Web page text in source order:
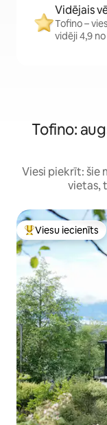
Vidējais
Tofino –
vidēji 4,9 no
Tofino:
Viesi piekrīt: šie
vietas,
Populārs viesu
Viesu iecienīts